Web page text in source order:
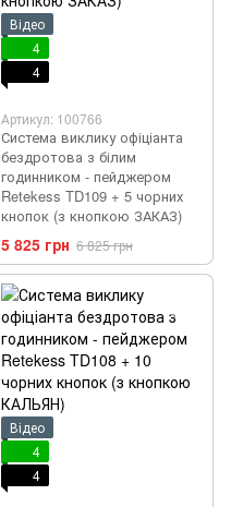
Відео
4
4
Артикул: 100766
Система виклику офіціанта
бездротова з білим
годинником - пейджером
Retekess TD109 + 5 чорних
кнопок (з кнопкою ЗАКАЗ)
5 825 грн 6 825 грн
Відео
4
4